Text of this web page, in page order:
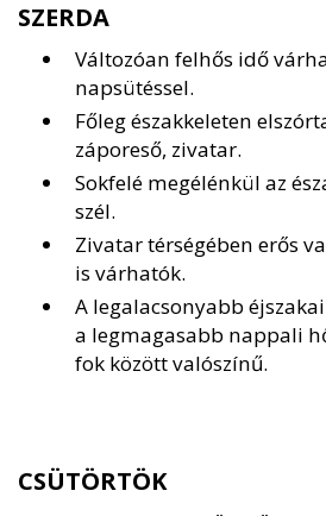
SZERDA
Változóan felhős idő
napsütéssel.
Főleg északkeleten
záporeső, zivatar.
Sokfelé megélénkül az
szél.
Zivatar térségében erős
is várhatók.
A legalacsonyabb
a legmagasabb nappali
fok között valószínű.
CSÜTÖRTÖK